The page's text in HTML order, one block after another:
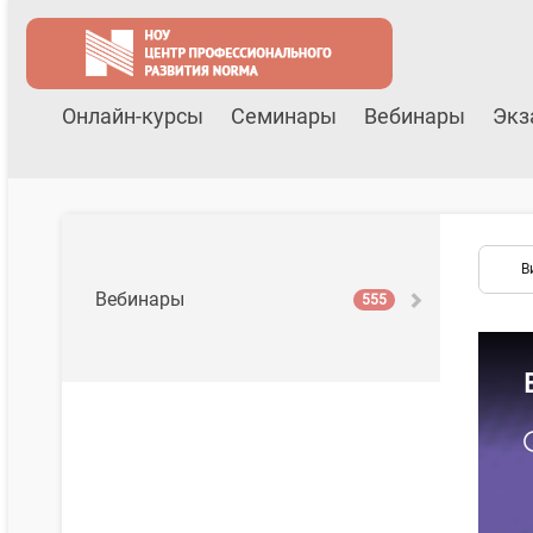
Онлайн-курсы Семинары Вебинары
Вебинары 555